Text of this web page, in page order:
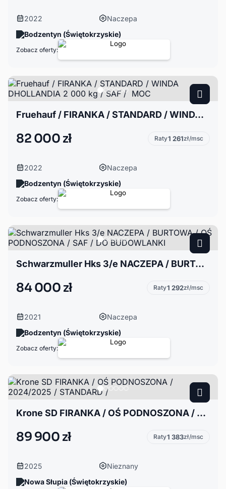
2022
Naczepa
Bodzentyn (Świętokrzyskie)
Zobacz oferty:
Fruehauf / FIRANKA / STANDARD / WINDA DHOLLANDIA 2 000 kg / SAF / MOC
82 000 zł Raty1 261zł/msc
2022
Naczepa
Bodzentyn (Świętokrzyskie)
Zobacz oferty:
Schwarzmuller Hks 3/e NACZEPA / BURTOWA / OŚ PODNOSZONA / SAF / DO BUDOWLANKI
84 000 zł Raty1 292zł/msc
2021
Naczepa
Bodzentyn (Świętokrzyskie)
Zobacz oferty:
Krone SD FIRANKA / OŚ PODNOSZONA / 2024/2025 / STANDARD /
89 900 zł Raty1 383zł/msc
2025
Nieznany
Nowa Słupia (Świętokrzyskie)